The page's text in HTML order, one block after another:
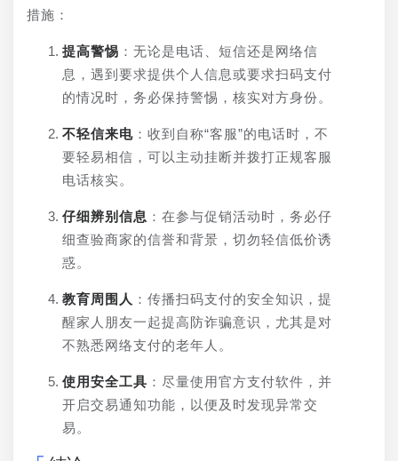
措施：
提高警惕 ：无论是电话、短信还是网络信
息，遇到要求提供个人信息或要求扫码支付
的情况时，务必保持警惕，核实对方身份。
不轻信来电 ：收到自称“客服”的电话时，不
要轻易相信，可以主动挂断并拨打正规客服
电话核实。
仔细辨别信息 ：在参与促销活动时，务必仔
细查验商家的信誉和背景，切勿轻信低价诱
惑。
教育周围人 ：传播扫码支付的安全知识，提
醒家人朋友一起提高防诈骗意识，尤其是对
不熟悉网络支付的老年人。
使用安全工具 ：尽量使用官方支付软件，并
开启交易通知功能，以便及时发现异常交
易。